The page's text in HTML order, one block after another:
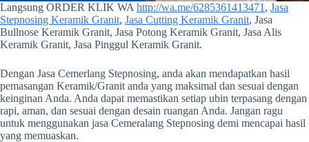
Langsung ORDER KLIK WA http://wa.me/6285361413471 , Jasa
Stepnosing Keramik Granit, Jasa Cutting Keramik Granit, Jasa
Bullnose Keramik Granit, Jasa Potong Keramik Granit, Jasa Alis
Keramik Granit, Jasa Pinggul Keramik Granit.
Dengan Jasa Cemerlang Stepnosing, anda akan mendapatkan hasil
pemasangan Keramik/Granit anda yang maksimal dan sesuai dengan
keinginan Anda. Anda dapat memastikan setiap ubin terpasang dengan
rapi, aman, dan sesuai dengan desain ruangan Anda. Jangan ragu
untuk menggunakan jasa Cemeralang Stepnosing demi mencapai hasil
yang memuaskan.